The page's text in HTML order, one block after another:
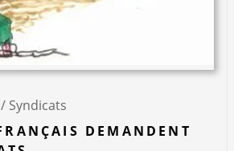
Syndicats
DEMANDENT